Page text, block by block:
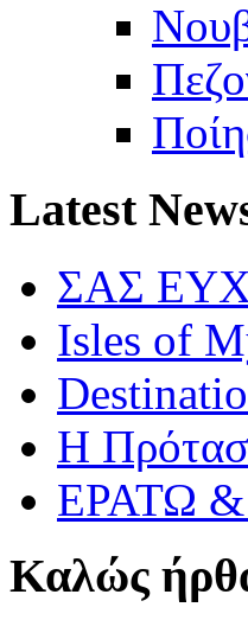
Latest
ΣΑΣ
Isles of
Η
ΕΡΑΤΩ &
Καλώς